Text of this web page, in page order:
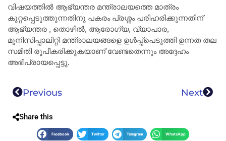
വിഷയത്തിൽ ആഭ്യന്തര മന്ത്രാലയത്തെ മാത്രം
കുറ്റപ്പെടുത്തുന്നതിനു പകരം പ്രശ്നം പരിഹരിക്കുന്നതിന്
ആഭ്യന്തര , തൊഴിൽ, ആരോഗ്യ, വ്യാപാര,
മുനിസിപ്പാലിറ്റി മന്ത്രാലയങ്ങളെ ഉൾപ്പ്പെടുത്തി ഉന്നത തല
സമിതി രൂപീകരിക്കുകയാണ് വേണ്ടതെന്നും അദ്ദേഹം
അഭിപ്രായപ്പെട്ടു.
Previous Next
Share this
Facebook Twitter Telegram WhatsApp